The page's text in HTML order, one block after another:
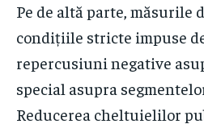
Pe de altă parte, măsurile
condițiile stricte impuse
repercusiuni negative
special asupra
Reducerea cheltuielilor